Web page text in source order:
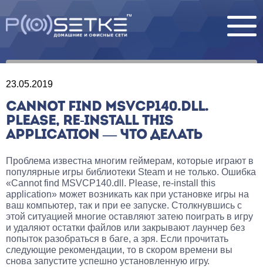
23.05.2019
CANNOT FIND MSVCP140.DLL.
PLEASE, RE-INSTALL THIS
APPLICATION — ЧТО ДЕЛАТЬ
Проблема известна многим геймерам, которые играют в
популярные игры библиотеки Steam и не только. Ошибка
«Cannot find MSVCP140.dll. Please, re-install this
application» может возникать как при установке игры на
ваш компьютер, так и при ее запуске. Столкнувшись с
этой ситуацией многие оставляют затею поиграть в игру
и удаляют остатки файлов или закрывают лаунчер без
попыток разобраться в баге, а зря. Если прочитать
следующие рекомендации, то в скором времени вы
снова запустите успешно установленную игру.